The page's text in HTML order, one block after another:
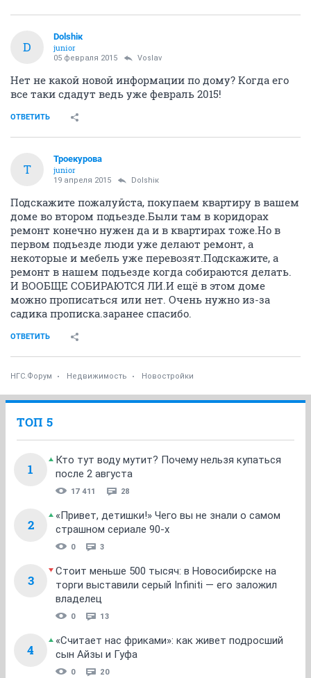
D
Dolshiк
junior
05 февраля 2015 Voslav
Нет не какой новой информации по дому? Когда его
все таки сдадут ведь уже февраль 2015!
ОТВЕТИТЬ
Т
Троекурова
junior
19 апреля 2015 Dolshiк
Подскажите пожалуйста, покупаем квартиру в вашем
доме во втором подьезде.Были там в коридорах
ремонт конечно нужен да и в квартирах тоже.Но в
первом подьезде люди уже делают ремонт, а
некоторые и мебель уже перевозят.Подскажите, а
ремонт в нашем подьезде когда собираются делать.
И ВООБЩЕ СОБИРАЮТСЯ ЛИ.И ещё в этом доме
можно прописаться или нет. Очень нужно из-за
садика прописка.заранее спасибо.
ОТВЕТИТЬ
НГС.Форум Недвижимость Новостройки
ТОП 5
1
Кто тут воду мутит? Почему нельзя купаться
после 2 августа
17 411 28
2
«Привет, детишки!» Чего вы не знали о самом
страшном сериале 90-х
0 3
3
Стоит меньше 500 тысяч: в Новосибирске на
торги выставили серый Infiniti — его заложил
владелец
0 13
4
«Считает нас фриками»: как живет подросший
сын Айзы и Гуфа
0 20